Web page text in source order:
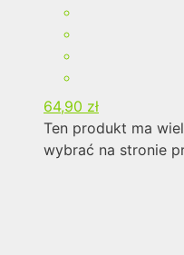
64,90 zł
Ten produkt ma
wybrać na stronie